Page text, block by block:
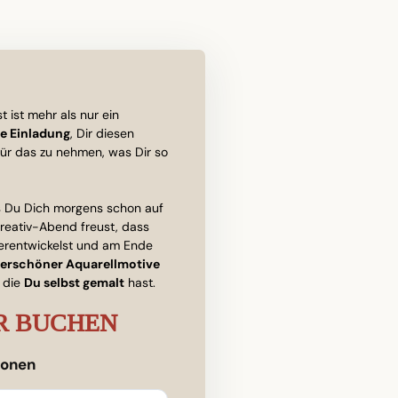
ist mehr als nur ein
Einladung, Dir diesen
das zu nehmen, was Dir so
Dich morgens schon auf
Abend freust, dass
und am Ende
Aquarellmotive
die Du selbst gemalt hast.
BUCHEN